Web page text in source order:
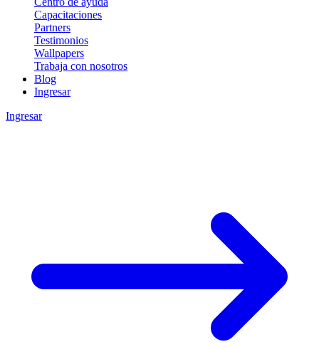
Capacitaciones
Partners
Testimonios
Wallpapers
Trabaja con nosotros
Blog
Ingresar
Ingresar